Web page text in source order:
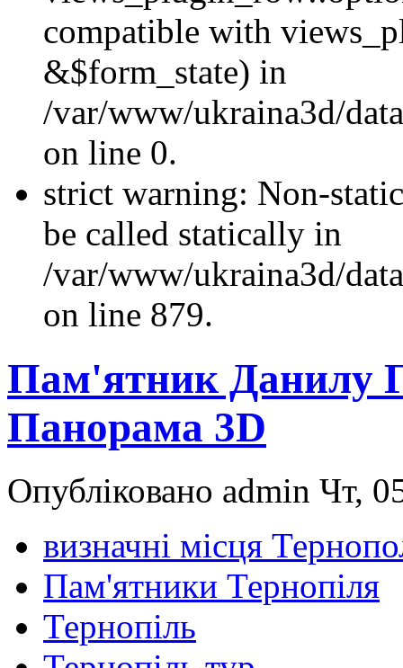
compatible with
&$form_state) in
/var/www/ukraina3d/
on line 0.
strict warning: Non-
be called statically in
/var/www/ukraina3d/
on line 879.
Пам'ятник Данилу
Панорама 3D
Опубліковано admin Чт,
визначні місця
Пам'ятники Тернопіля
Тернопіль